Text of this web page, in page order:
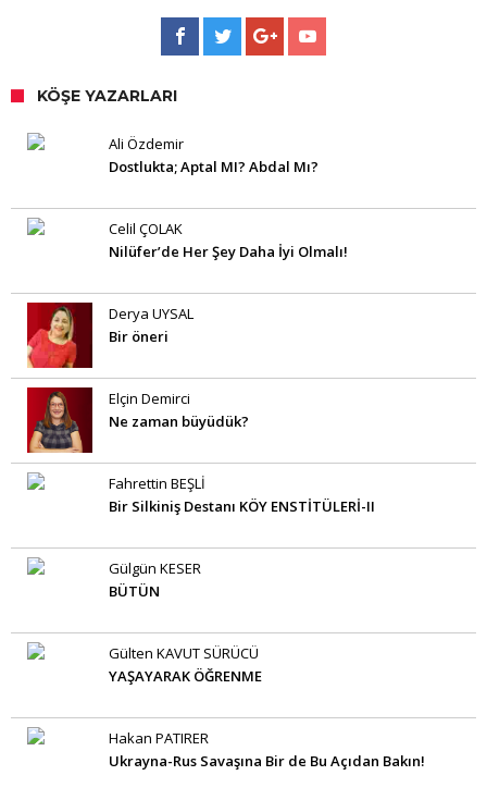
KÖŞE YAZARLARI
Ali Özdemir
Dostlukta; Aptal MI? Abdal Mı?
Celil ÇOLAK
Nilüfer’de Her Şey Daha İyi Olmalı!
Derya UYSAL
Bir öneri
Elçin Demirci
Ne zaman büyüdük?
Fahrettin BEŞLİ
Bir Silkiniş Destanı KÖY ENSTİTÜLERİ-II
Gülgün KESER
BÜTÜN
Gülten KAVUT SÜRÜCÜ
YAŞAYARAK ÖĞRENME
Hakan PATIRER
Ukrayna-Rus Savaşına Bir de Bu Açıdan Bakın!